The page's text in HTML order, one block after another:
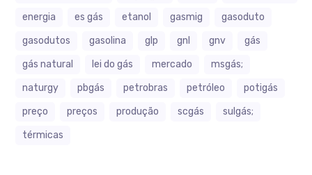
energia
es gás etanol gasmig
gasoduto
gasodutos
gasolina glp gnl gnv
gás
gás natural
lei do gás mercado
msgás;
naturgy
pbgás petrobras petróleo
potigás
preço
preços produção scgás
sulgás;
térmicas